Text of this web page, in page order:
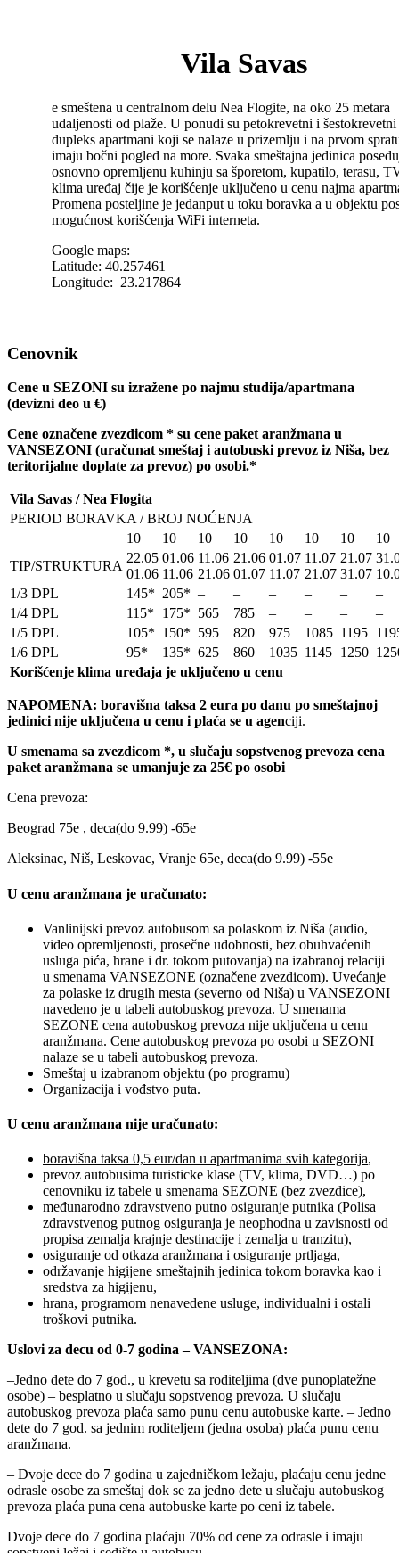
Vila Savas
e smeštena u centralnom delu Nea Flogite, na oko 25 metara
udaljenosti od plaže. U ponudi su petokrevetni i šestokrevetni
dupleks apartmani koji se nalaze u prizemlju i na prvom
imaju bočni pogled na more. Svaka smeštajna jedinica
osnovno opremljenu kuhinju sa šporetom, kupatilo, terasu,
klima uređaj čije je korišćenje uključeno u cenu najma
Promena posteljine je jedanput u toku boravka a u objektu
mogućnost korišćenja WiFi interneta.
Google maps:
Latitude: 40.257461
Longitude: 23.217864
Cenovnik
Cene u SEZONI su izražene po najmu studija/apartmana
(devizni deo u €)
Cene označene zvezdicom * su cene paket aranžmana u
VANSEZONI (uračunat smeštaj i autobuski prevoz iz Niša, bez
teritorijalne doplate za prevoz) po osobi.*
Vila Savas / Nea Flogita
PERIOD BORAVKA / BROJ NOĆENJA
10
10 10 10 10 10 10
10
TIP/STRUKTURA
22.05
01.06
01.06
11.06
11.06
21.06
21.06
01.07
01.07
11.07
11.07
21.07
21.07
31.07
1/3 DPL
145* 205* – – – – –
–
1/4 DPL
115* 175* 565 785 – – –
–
1/5 DPL
105* 150* 595 820 975 1085 1195
1/6 DPL
95* 135* 625 860 1035 1145 1250
Korišćenje klima uređaja je uključeno u cenu
NAPOMENA: boravišna taksa 2 eura po danu po smeštajnoj
jedinici nije uključena u cenu i plaća se u agenciji.
U smenama sa zvezdicom *, u slučaju sopstvenog prevoza cena
paket aranžmana se umanjuje za 25€ po osobi
Cena prevoza:
Beograd 75e , deca(do 9.99) -65e
Aleksinac, Niš, Leskovac, Vranje 65e, deca(do 9.99) -55e
U cenu aranžmana je uračunato:
Vanlinijski prevoz autobusom sa polaskom iz Niša (audio,
video opremljenosti, prosečne udobnosti, bez obuhvaćenih
usluga pića, hrane i dr. tokom putovanja) na izabranoj relaciji
u smenama VANSEZONE (označene zvezdicom). Uvećanje
za polaske iz drugih mesta (severno od Niša) u VANSEZONI
navedeno je u tabeli autobuskog prevoza. U smenama
SEZONE cena autobuskog prevoza nije uključena u cenu
aranžmana. Cene autobuskog prevoza po osobi u SEZONI
nalaze se u tabeli autobuskog prevoza.
Smeštaj u izabranom objektu (po programu)
Organizacija i vođstvo puta.
U cenu aranžmana nije uračunato:
boravišna taksa 0,5 eur/dan u apartmanima svih kategorija,
prevoz autobusima turisticke klase (TV, klima, DVD…) po
cenovniku iz tabele u smenama SEZONE (bez zvezdice),
međunarodno zdravstveno putno osiguranje putnika (Polisa
zdravstvenog putnog osiguranja je neophodna u zavisnosti od
propisa zemalja krajnje destinacije i zemalja u tranzitu),
osiguranje od otkaza aranžmana i osiguranje prtljaga,
održavanje higijene smeštajnih jedinica tokom boravka kao i
sredstva za higijenu,
hrana, programom nenavedene usluge, individualni i ostali
troškovi putnika.
Uslovi za decu od 0-7 godina – VANSEZONA:
–Jedno dete do 7 god., u krevetu sa roditeljima (dve punoplatežne
osobe) – besplatno u slučaju sopstvenog prevoza. U slučaju
autobuskog prevoza plaća samo punu cenu autobuske karte. – Jedno
dete do 7 god. sa jednim roditeljem (jedna osoba) plaća punu cenu
aranžmana.
– Dvoje dece do 7 godina u zajedničkom ležaju, plaćaju cenu jedne
odrasle osobe za smeštaj dok se za jedno dete u slučaju autobuskog
prevoza plaća puna cena autobuske karte po ceni iz tabele.
Dvoje dece do 7 godina plaćaju 70% od cene za odrasle i imaju